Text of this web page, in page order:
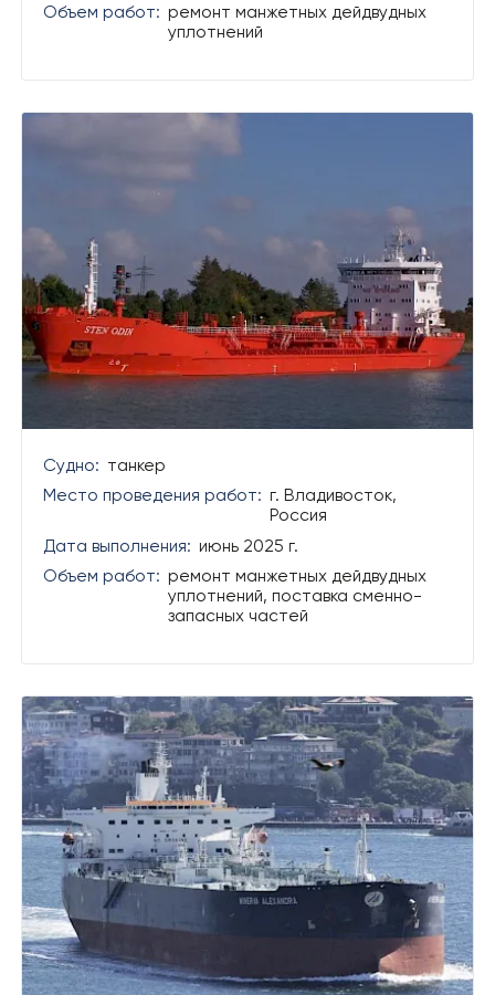
Объем работ: ремонт манжетных дейдвудных
уплотнений
Судно: танкер
Место проведения работ: г. Владивосток,
Россия
Дата выполнения: июнь 2025 г.
Объем работ: ремонт манжетных дейдвудных
уплотнений, поставка сменно-
запасных частей